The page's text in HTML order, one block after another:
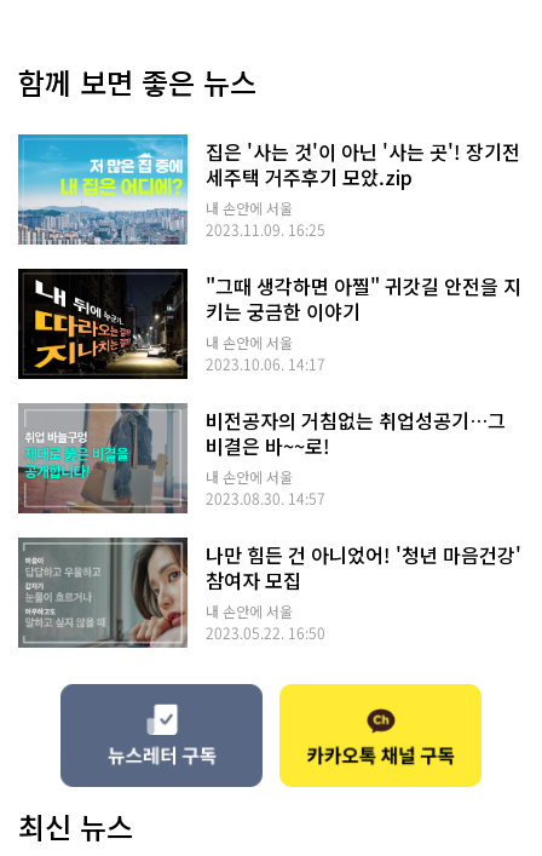
함께 보면 좋은 뉴스
집은 '사는 것'이 아닌 '사는 곳'! 장기전
세주택 거주후기 모았.zip
내 손안에 서울
2023.11.09. 16:25
"그때 생각하면 아찔" 귀갓길 안전을 지
키는 궁금한 이야기
내 손안에 서울
2023.10.06. 14:17
비전공자의 거침없는 취업성공기…그
비결은 바~~로!
내 손안에 서울
2023.08.30. 14:57
나만 힘든 건 아니었어! '청년 마음건강'
참여자 모집
내 손안에 서울
2023.05.22. 16:50
최신 뉴스